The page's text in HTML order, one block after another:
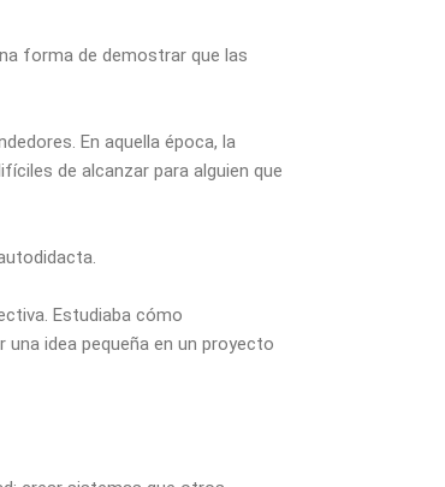
forma de demostrar que las
En aquella época, la
de alcanzar para alguien que
Estudiaba cómo
idea pequeña en un proyecto